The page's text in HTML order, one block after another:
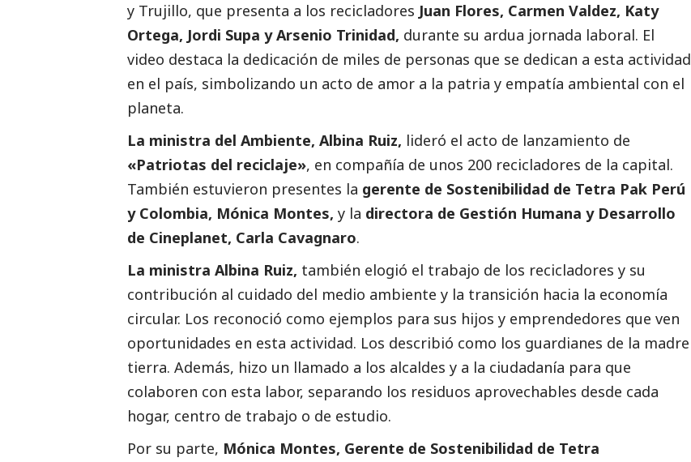
y Trujillo, que presenta a los recicladores Juan Flores, Carmen Valdez, Katy
Ortega, Jordi Supa y Arsenio Trinidad, durante su ardua jornada laboral. El
video destaca la dedicación de miles de personas que se dedican a esta actividad
en el país, simbolizando un acto de amor a la patria y empatía ambiental con el
planeta.
La ministra del Ambiente, Albina Ruiz, lideró el acto de lanzamiento de
«Patriotas del reciclaje», en compañía de unos 200 recicladores de la capital.
También estuvieron presentes la gerente de Sostenibilidad de Tetra Pak Perú
y Colombia, Mónica Montes, y la directora de Gestión Humana y Desarrollo
de Cineplanet, Carla Cavagnaro.
La ministra Albina Ruiz, también elogió el trabajo de los recicladores y su
contribución al cuidado del medio ambiente y la transición hacia la economía
circular. Los reconoció como ejemplos para sus hijos y emprendedores que ven
oportunidades en esta actividad. Los describió como los guardianes de la madre
tierra. Además, hizo un llamado a los alcaldes y a la ciudadanía para que
colaboren con esta labor, separando los residuos aprovechables desde cada
hogar, centro de trabajo o de estudio.
Por su parte, Mónica Montes, Gerente de Sostenibilidad de Tetra